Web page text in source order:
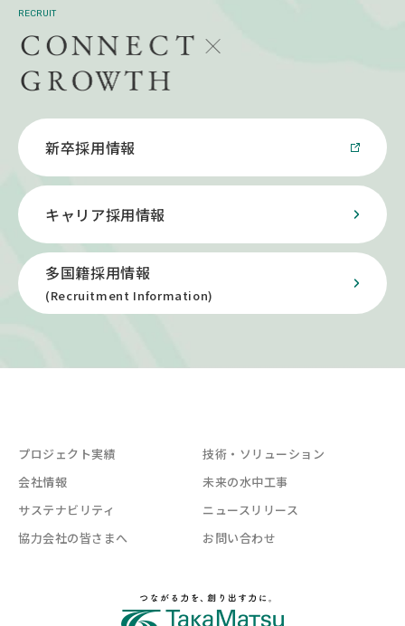
RECRUIT
新卒採用情報
キャリア採用情報
多国籍採用情報
(Recruitment Information)
プロジェクト実績
技術・ソリューション
会社情報
未来の水中工事
サステナビリティ
ニュースリリース
協力会社の皆さまへ
お問い合わせ